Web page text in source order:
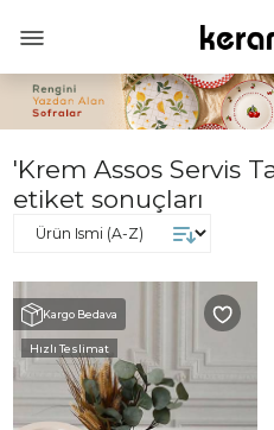
'Krem Assos Servis
etiket sonuçları
Kargo Bedava
Hızlı Teslimat